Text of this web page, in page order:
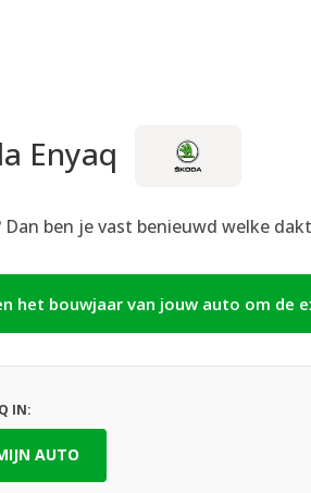
Enyaq
Dan ben je vast benieuwd welke
het bouwjaar van jouw auto om de
IN:
AUTO